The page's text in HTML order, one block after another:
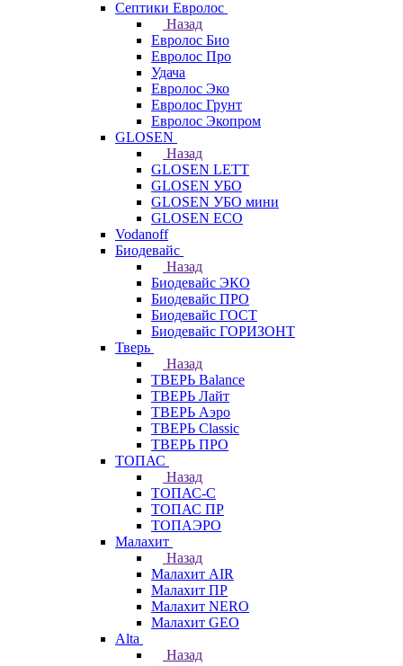
Септики Евролос
Назад
Евролос Био
Евролос Про
Удача
Евролос Эко
Евролос Грунт
Евролос Экопром
GLOSEN
Назад
GLOSEN LETT
GLOSEN УБО
GLOSEN УБО мини
GLOSEN ECO
Vodanoff
Биодевайс
Назад
Биодевайс ЭКО
Биодевайс ПРО
Биодевайс ГОСТ
Биодевайс ГОРИЗОНТ
Тверь
Назад
ТВЕРЬ Balance
ТВЕРЬ Лайт
ТВЕРЬ Аэро
ТВЕРЬ Classic
ТВЕРЬ ПРО
ТОПАС
Назад
ТОПАС-С
ТОПАС ПР
ТОПАЭРО
Малахит
Назад
Малахит AIR
Малахит ПР
Малахит NERO
Малахит GEO
Alta
Назад